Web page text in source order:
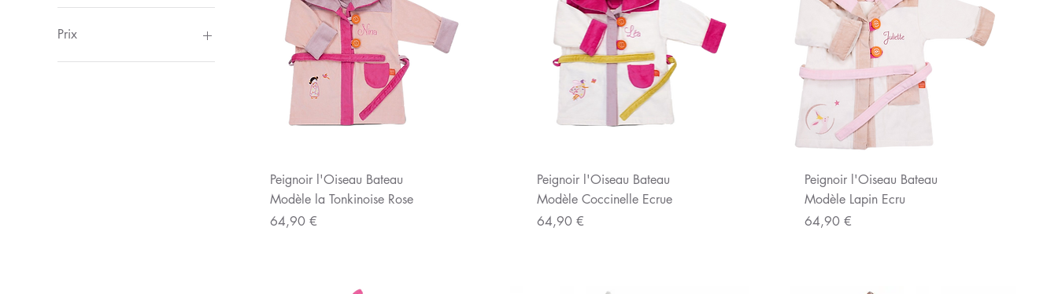
Prix
Aperçu rapide
Peignoir l'Oiseau Bateau
Modèle la Tonkinoise Rose
Prix
64,90 €
Aperçu rapide
Peignoir l'Oiseau Bateau
Modèle Coccinelle Ecrue
Prix
64,90 €
Aperçu rapide
Peignoir l'Oiseau Bateau
Modèle Lapin Ecru
Prix
64,90 €